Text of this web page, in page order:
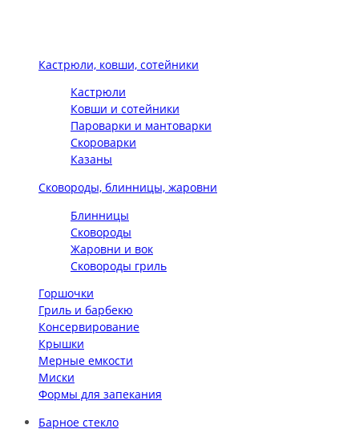
Кастрюли, ковши, сотейники
Кастрюли
Ковши и сотейники
Пароварки и мантоварки
Скороварки
Казаны
Сковороды, блинницы, жаровни
Блинницы
Сковороды
Жаровни и вок
Сковороды гриль
Горшочки
Гриль и барбекю
Консервирование
Крышки
Мерные емкости
Миски
Формы для запекания
Барное стекло